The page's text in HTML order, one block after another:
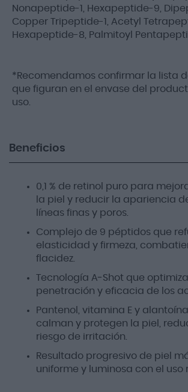
Nonapeptide-1, Hexapeptide-9,
Copper Tripeptide-1, Acetyl
Hexapeptide-8, Palmitoyl
*Recomendamos confirmar la lista
que figuran en el envase del
uso.
Beneficios
0,1 % de retinol puro para
la piel y reducir la apariencia
líneas finas y poros.
Complejo de 9 péptidos que
elasticidad y firmeza,
flacidez.
Tecnología A‑Shot que
penetración y eficacia de los
Pantenol, vitamina E y
calman y protegen la piel,
riesgo de irritación.
Resultado progresivo de piel
uniforme y luminosa con el uso